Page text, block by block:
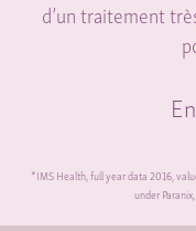
d’un traitement
*IMS Health, full year data 2016,
under